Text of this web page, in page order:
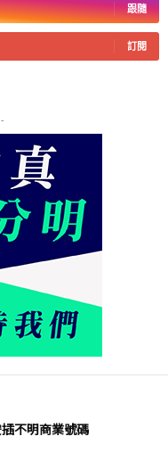
跟隨
訂閱
不明商業號碼